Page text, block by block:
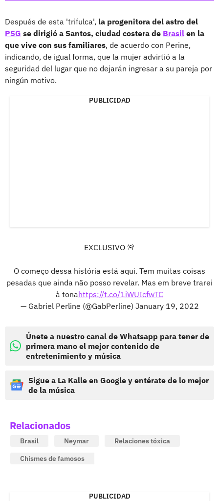
Después de esta 'trifulca', la progenitora del astro del
PSG se dirigió a Santos, ciudad costera de Brasil en la
que vive con sus familiares, de acuerdo con Perine,
indicando, de igual forma, que la mujer advirtió a la
seguridad del lugar que no dejarán ingresar a su pareja por
ningún motivo.
PUBLICIDAD
EXCLUSIVO 🚨
O começo dessa história está aqui. Tem muitas coisas
pesadas que ainda não posso revelar. Mas em breve trarei
à tonahttps://t.co/1iWUIcfwTC
— Gabriel Perline (@GabPerline) January 19, 2022
Únete a nuestro canal de Whatsapp para tener de
primera mano el mejor contenido de
entretenimiento y música
Sigue a La Kalle en Google y entérate de lo mejor
de la música
Relacionados
Brasil Neymar
Relaciones tóxica
Chismes de famosos
PUBLICIDAD